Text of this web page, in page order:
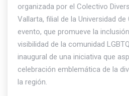
organizada por el Colectivo
Vallarta, filial de la Universidad de
evento, que promueve la
visibilidad de la comunidad
inaugural de una iniciativa que
celebración emblemática de la
la región.